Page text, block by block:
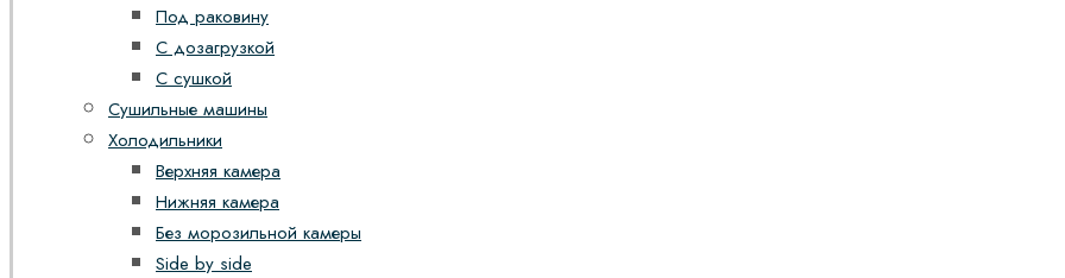
Под раковину
С дозагрузкой
С сушкой
Сушильные машины
Холодильники
Верхняя камера
Нижняя камера
Без морозильной камеры
Side by side